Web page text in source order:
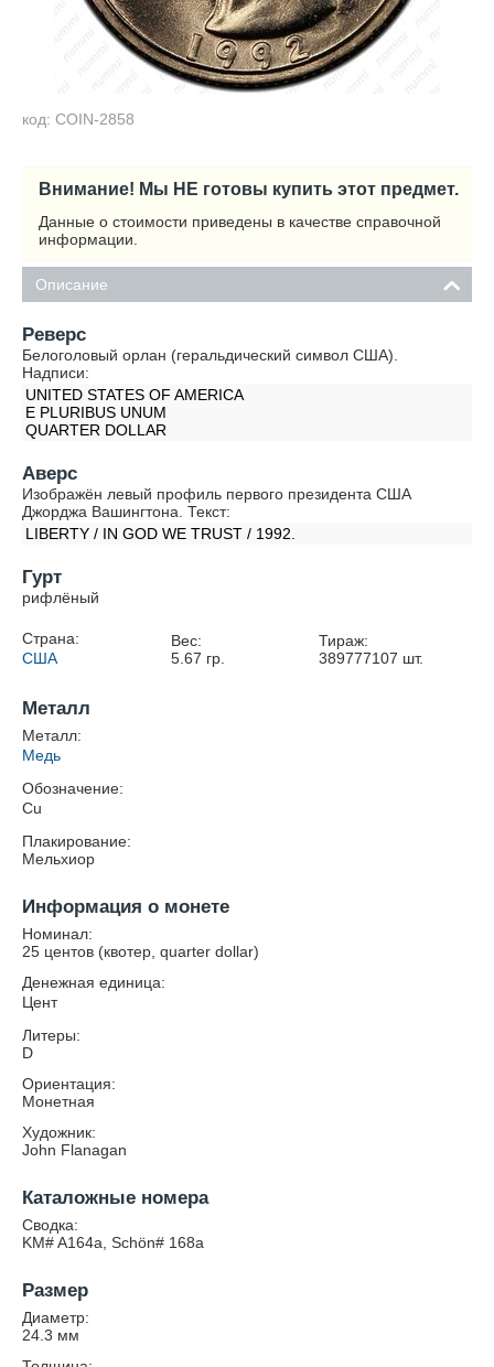
код: COIN-2858
Внимание! Мы НЕ готовы купить этот предмет.
Данные о стоимости приведены в качестве справочной
информации.
Описание
Реверс
Белоголовый орлан (геральдический символ США).
Надписи:
UNITED STATES OF AMERICA
E PLURIBUS UNUM
QUARTER DOLLAR
Аверс
Изображён левый профиль первого президента США
Джорджа Вашингтона. Текст:
LIBERTY / IN GOD WE TRUST / 1992.
Гурт
рифлёный
Страна:
США
Вес:
5.67 гр.
Тираж:
389777107 шт.
Металл
Металл:
Медь
Обозначение:
Cu
Плакирование:
Мельхиор
Информация о монете
Номинал:
25 центов (квотер, quarter dollar)
Денежная единица:
Цент
Литеры:
D
Ориентация:
Монетная
Художник:
John Flanagan
Каталожные номера
Сводка:
KM# A164a, Schön# 168a
Размер
Диаметр:
24.3 мм